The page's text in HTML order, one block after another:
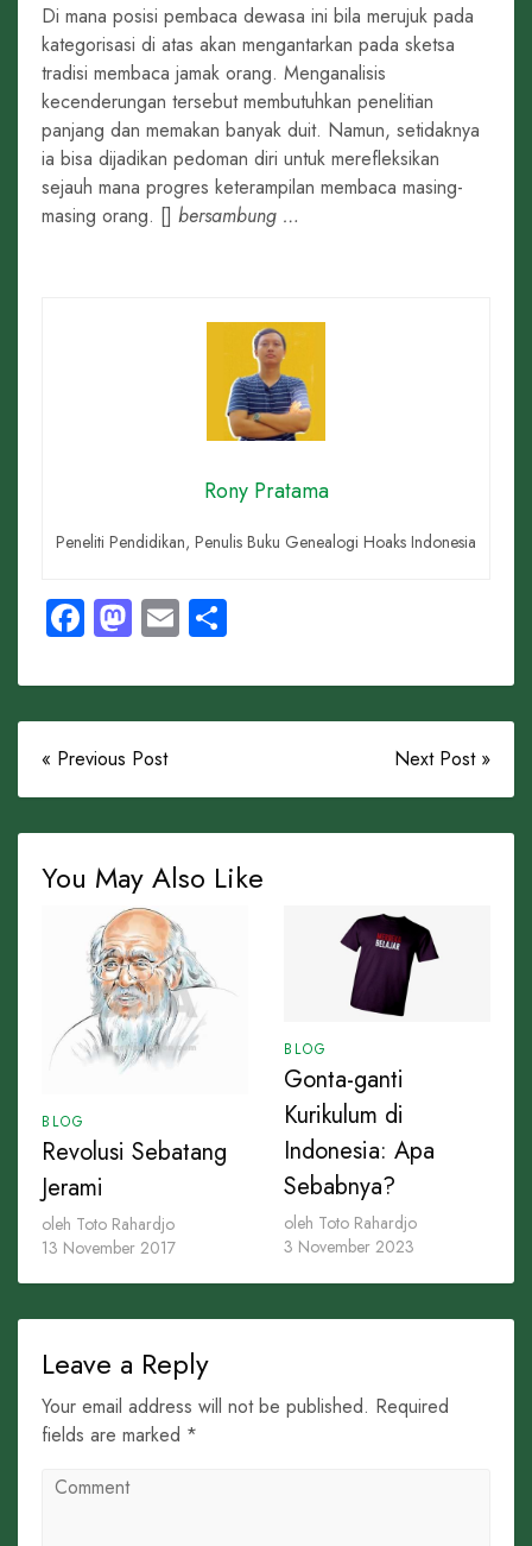
Di mana posisi pembaca dewasa ini bila merujuk pada
kategorisasi di atas akan mengantarkan pada sketsa
tradisi membaca jamak orang. Menganalisis
kecenderungan tersebut membutuhkan penelitian
panjang dan memakan banyak duit. Namun, setidaknya
ia bisa dijadikan pedoman diri untuk merefleksikan
sejauh mana progres keterampilan membaca masing-
masing orang. [] bersambung …
Rony Pratama
Peneliti Pendidikan, Penulis Buku Genealogi Hoaks Indonesia
Facebook
Mastodon
Email
« Previous Post Next Post »
You May Also Like
BLOG
Revolusi Sebatang
Jerami
oleh Toto Rahardjo
13 November 2017
BLOG
Gonta-ganti
Kurikulum di
Indonesia: Apa
Sebabnya?
oleh Toto Rahardjo
3 November 2023
Leave a Reply
Your email address will not be published. Required
fields are marked *